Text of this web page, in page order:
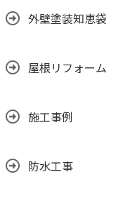
外壁塗装知恵袋
屋根リフォーム
施工事例
防水工事